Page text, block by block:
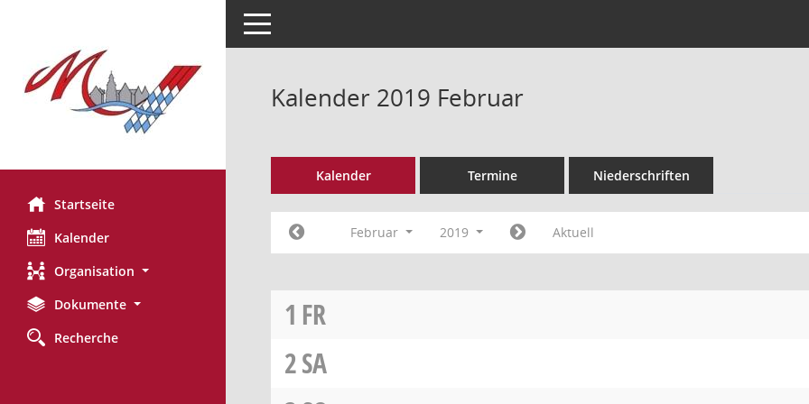
Startseite
Kalender
Organisation
Dokumente
Recherche
Toggle navigation
Kalender 2019 Februar
Kalender Termine Niederschriften
Februar 2019 Aktuell
1 FR
2SA